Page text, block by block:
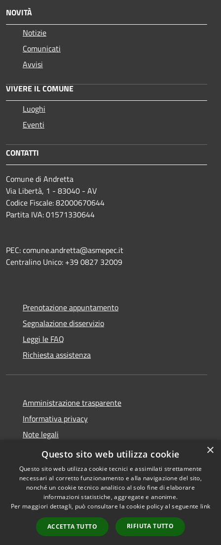
NOVITÀ
Notizie
Comunicati
Avvisi
VIVERE IL COMUNE
Luoghi
Eventi
CONTATTI
Comune di Andretta
Via Libertà, 1 - 83040 - AV
Codice Fiscale: 82000670644
Partita IVA: 01571330644
PEC: comune.andretta@asmepec.it
Centralino Unico: +39 0827 32009
Prenotazione appuntamento
Segnalazione disservizio
Leggi le FAQ
Richiesta assistenza
Amministrazione trasparente
Informativa privacy
Note legali
Dichiarazione di accessibilità
Accessibilità
Copyright © 2026 • Comune di
Andretta • Powered by
Municipium•
Accesso
redazione
×
Questo sito web utilizza cookie
Questo sito web utilizza cookie tecnici e assimilati strettamente
necessari al corretto funzionamento e alla navigazione del sito,
nonché un cookie tecnico analitico al solo fine di elaborare
informazioni statistiche, aggregate e anonime.
Per maggiori dettagli, può consultare la cookie policy al seguente link
ACCETTA TUTTO RIFIUTA TUTTO